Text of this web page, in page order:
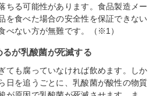
ちる可能性があります。食品製造メー
を食べた場合の安全性を保証できない
べない方が無難です。（※1）
が乳酸菌が死滅する
ても腐っていなければ飲めます。しか
日を追うごとに、乳酸菌が酸性の物質